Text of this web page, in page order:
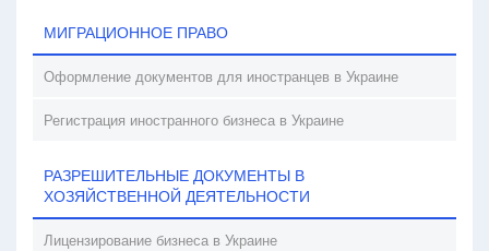
МИГРАЦИОННОЕ ПРАВО
Оформление документов для иностранцев в Украине
Регистрация иностранного бизнеса в Украине
РАЗРЕШИТЕЛЬНЫЕ ДОКУМЕНТЫ В
ХОЗЯЙСТВЕННОЙ ДЕЯТЕЛЬНОСТИ
Лицензирование бизнеса в Украине